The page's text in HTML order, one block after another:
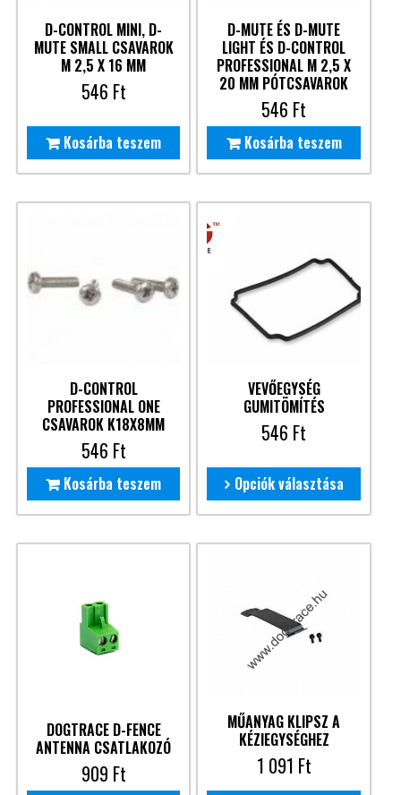
D-CONTROL MINI, D-
MUTE SMALL CSAVAROK
M 2,5 X 16 MM
546 Ft
Kosárba teszem
D-MUTE ÉS D-MUTE
LIGHT ÉS D-CONTROL
PROFESSIONAL M 2,5 X
20 MM PÓTCSAVAROK
546 Ft
Kosárba teszem
D-CONTROL
PROFESSIONAL ONE
CSAVAROK K18X8MM
546 Ft
Kosárba teszem
VEVŐEGYSÉG
GUMITÖMÍTÉS
546 Ft
Opciók választása
DOGTRACE D-FENCE
ANTENNA CSATLAKOZÓ
909 Ft
MŰANYAG KLIPSZ A
KÉZIEGYSÉGHEZ
1 091 Ft